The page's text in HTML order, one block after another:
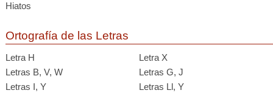
Hiatos
Ortografía de las Letras
Letra H
Letra X
Letras B, V, W
Letras G, J
Letras I, Y
Letras Ll, Y